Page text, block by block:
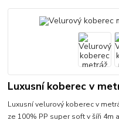
Luxusní koberec v
Luxusní velurový koberec v
ze 100% PP super soft v šíři 4m